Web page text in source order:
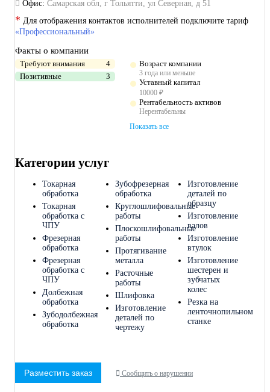
Офис: Самарская обл, г Тольятти, ул Северная, д 51
* Для отображения контактов исполнителей подключите тариф
«Профессиональный»
Факты о компании
Требуют внимания
4
Позитивные
3
Возраст компании
3 года или меньше
Уставный капитал
10000 ₽
Рентабельность активов
Нерентабельны
Показать все
Категории услуг
Токарная
обработка
Токарная
обработка с
ЧПУ
Фрезерная
обработка
Фрезерная
обработка c
ЧПУ
Долбежная
обработка
Зубодолбежная
обработка
Зубофрезерная
обработка
Круглошлифовальные
работы
Плоскошлифовальные
работы
Протягивание
металла
Расточные
работы
Шлифовка
Изготовление
деталей по
чертежу
Изготовление
деталей по
образцу
Изготовление
валов
Изготовление
втулок
Изготовление
шестерен и
зубчатых
колес
Резка на
ленточнопильном
станке
Разместить заказ Сообщить о нарушении